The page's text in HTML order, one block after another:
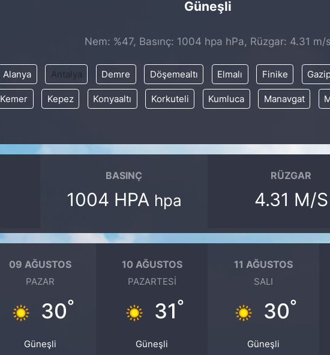
Güneşli
Nem: %47, Basınç: 1004 hpa hPa, Rüzgar: 4.31 m/s
Alanya Antalya Demre Döşemealtı Elmalı Finike
Kemer Kepez Konyaaltı Korkuteli Kumluca Manavgat
BASINÇ
1004 HPA hpa
RÜZGAR
4.31 M/S
09 AĞUSTOS
PAZAR
30°
Güneşli
10 AĞUSTOS
PAZARTESI
31°
Güneşli
11 AĞUSTOS
SALI
30°
Güneşli